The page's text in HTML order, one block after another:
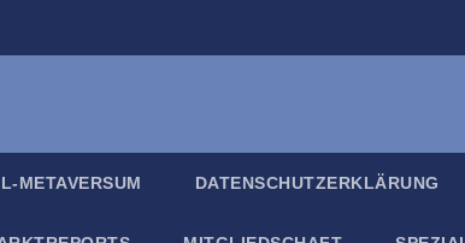
META­VER­SUM DATEN­SCHUTZ­ER­KLÄ­RUNG